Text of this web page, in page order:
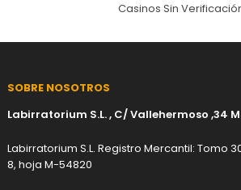
Casinos Sin
SOBRE NOSOTROS
Labirratorium S.L. , C/ Vallehermoso ,34
Labirratorium S.L. Registro Mercantil: Tomo
8, hoja M-54820